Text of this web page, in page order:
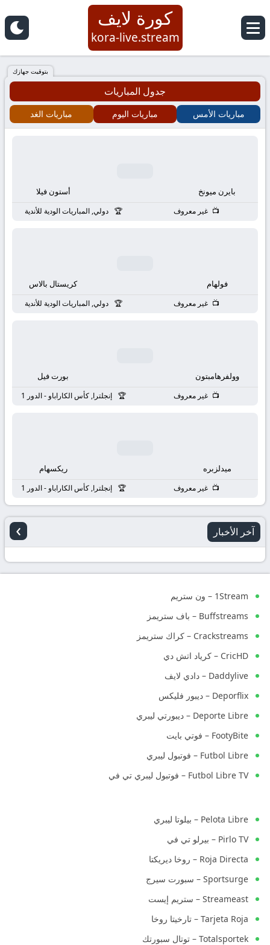
كورة
لايف
|
koora
مباريات
مباشر
live
كورة لايف
kora-live.stream
بتوقيت جهازك
جدول المباريات
مباريات الأمس مباريات اليوم مباريات الغد
بايرن ميونخ أستون فيلا
غير معروف دولي, المباريات الودية للأندية
فولهام كريستال بالاس
غير معروف دولي, المباريات الودية للأندية
وولفرهامبتون بورت فيل
غير معروف إنجلترا, كأس الكاراباو - الدور 1
ميدلزبره ريكسهام
غير معروف إنجلترا, كأس الكاراباو - الدور 1
آخر الأخبار ›
1Stream – ون ستريم
Buffstreams – باف ستريمز
Crackstreams – كراك ستريمز
CricHD – كرياد اتش دي
Daddylive – دادي لايف
Deporflix – ديبور فليكس
Deporte Libre – ديبورتي ليبري
FootyBite – فوتي بايت
Futbol Libre – فوتبول ليبري
Futbol Libre TV – فوتبول ليبري تي في
Pelota Libre – بيلوتا ليبري
Pirlo TV – بيرلو تي في
Roja Directa – روخا ديريكتا
Sportsurge – سبورت سيرج
Streameast – ستريم إيست
Tarjeta Roja – تارخيتا روخا
Totalsportek – توتال سبورتك